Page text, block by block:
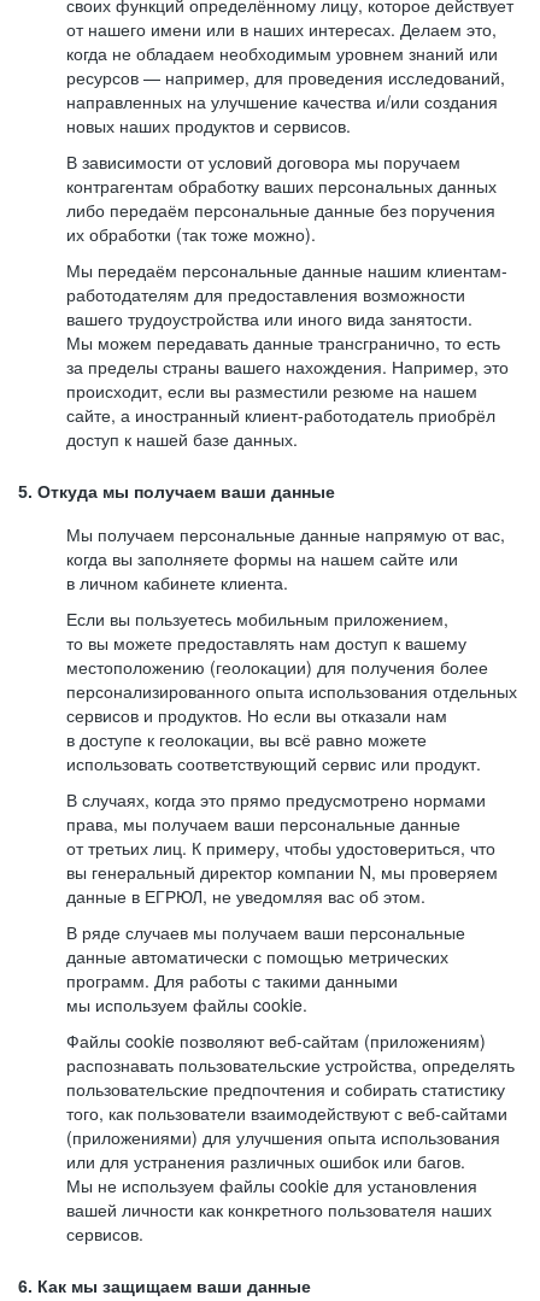
своих функций определённому лицу, которое действует
от нашего имени или в наших интересах. Делаем это,
когда не обладаем необходимым уровнем знаний или
ресурсов — например, для проведения исследований,
направленных на улучшение качества и/или создания
новых наших продуктов и сервисов.
В зависимости от условий договора мы поручаем
контрагентам обработку ваших персональных данных
либо передаём персональные данные без поручения
их обработки (так тоже можно).
Мы передаём персональные данные нашим клиентам-
работодателям для предоставления возможности
вашего трудоустройства или иного вида занятости.
Мы можем передавать данные трансгранично, то есть
за пределы страны вашего нахождения. Например, это
происходит, если вы разместили резюме на нашем
сайте, а иностранный клиент-работодатель приобрёл
доступ к нашей базе данных.
5. Откуда мы получаем ваши данные
Мы получаем персональные данные напрямую от вас,
когда вы заполняете формы на нашем сайте или
в личном кабинете клиента.
Если вы пользуетесь мобильным приложением,
то вы можете предоставлять нам доступ к вашему
местоположению (геолокации) для получения более
персонализированного опыта использования отдельных
сервисов и продуктов. Но если вы отказали нам
в доступе к геолокации, вы всё равно можете
использовать соответствующий сервис или продукт.
В случаях, когда это прямо предусмотрено нормами
права, мы получаем ваши персональные данные
от третьих лиц. К примеру, чтобы удостовериться, что
вы генеральный директор компании N, мы проверяем
данные в ЕГРЮЛ, не уведомляя вас об этом.
В ряде случаев мы получаем ваши персональные
данные автоматически с помощью метрических
программ. Для работы с такими данными
мы используем файлы cookie.
Файлы cookie позволяют веб-сайтам (приложениям)
распознавать пользовательские устройства, определять
пользовательские предпочтения и собирать статистику
того, как пользователи взаимодействуют с веб-сайтами
(приложениями) для улучшения опыта использования
или для устранения различных ошибок или багов.
Мы не используем файлы cookie для установления
вашей личности как конкретного пользователя наших
сервисов.
6. Как мы защищаем ваши данные